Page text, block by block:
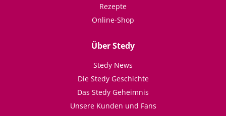
Rezepte
Online-Shop
Über Stedy
Stedy News
Die Stedy Geschichte
Das Stedy Geheimnis
Unsere Kunden und Fans